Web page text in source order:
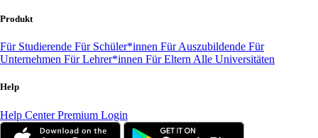
Produkt
Für Studierende Für Schüler*innen Für Auszubildende Für
Unternehmen Für Lehrer*innen Für Eltern Alle Universitäten
Help
Help CenterPremium Login